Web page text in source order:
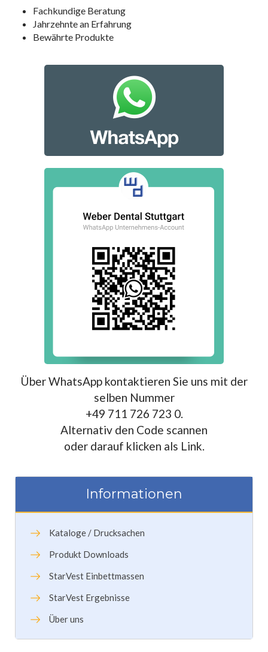
Fachkundige Beratung
Jahrzehnte an Erfahrung
Bewährte Produkte
Über WhatsApp kontaktieren Sie uns mit der
selben Nummer
+49 711 726 723 0.
Alternativ den Code scannen
oder darauf klicken als Link.
Informationen
Kataloge / Drucksachen
Produkt Downloads
StarVest Einbettmassen
StarVest Ergebnisse
Über uns